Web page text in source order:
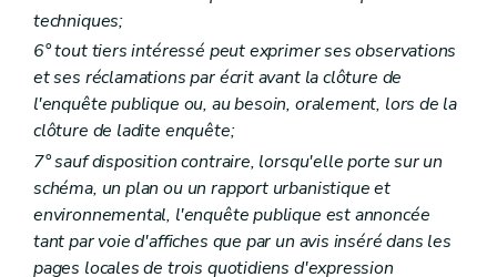
Art. 106
Chapitre III Des demandes de permis, des décisions et des recours
Section première Des autorités compétentes
Art. 107
Art. 108
Art. 109
Section 2 Des dérogations
Sous-section première Des dérogations au plan de secteur
Art. 110
Art. 110bis
Art. 111
Art. 112
techniques;
6° tout tiers intéressé peut exprimer ses observations
et ses réclamations par écrit avant la clôture de
l'enquête publique ou, au besoin, oralement, lors de la
clôture de ladite enquête;
7° sauf disposition contraire, lorsqu'elle porte sur un
schéma, un plan ou un rapport urbanistique et
environnemental, l'enquête publique est annoncée
tant par voie d'affiches que par un avis inséré dans les
pages locales de trois quotidiens d'expression